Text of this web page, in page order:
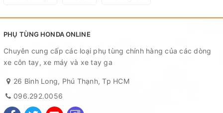
PHỤ TÙNG HONDA ONLINE
Chuyên cung cấp các loại phụ tùng chính hàng của các dòng
xe côn tay, xe máy và xe tay ga
26 Bình Long, Phú Thạnh, Tp HCM
096.292.0056